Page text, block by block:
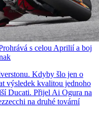
s celou Aprilií a boj
Kdyby šlo jen o
výsledek kvalitou jednoho
Ducati. Přijel Ai Ogura na
na druhé tovární